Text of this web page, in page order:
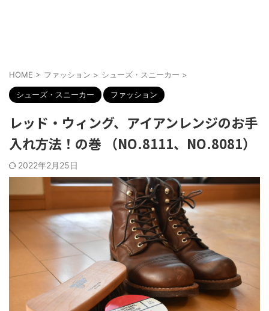
HOME > ファッション > シューズ・スニーカー >
シューズ・スニーカー ファッション
レッド・ウィング、アイアンレンジのお手
入れ方法！の巻 （NO.8111、NO.8081）
2022年2月25日